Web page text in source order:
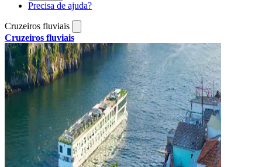
Precisa de ajuda?
Cruzeiros fluviais
Cruzeiros fluviais